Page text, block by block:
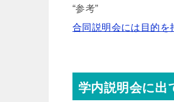
“参考”
合同説明会には目的を
学内説明会に出